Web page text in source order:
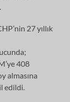
27 yıllık
408
almasına
edildi.